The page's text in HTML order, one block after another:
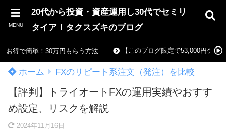
MENU
20代から投資・資産運用し30代でセミリ
タイア！タクスズキのブログ
お得で簡単！30万円もらう方法 【このブログ限定で53,000円ゲッ
ホーム FXのリピート系注文（発注）を比較
【評判】トライオートFXの運用実績やおすす
め設定、リスクを解説
2024年11月16日